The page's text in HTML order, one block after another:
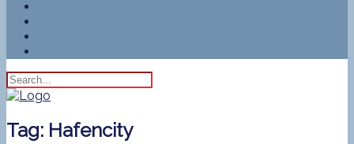
Tag: Hafencity